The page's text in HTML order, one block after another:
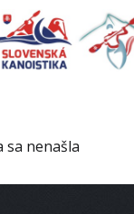
sa nenašla
EURO 19
INFO
RESULTS